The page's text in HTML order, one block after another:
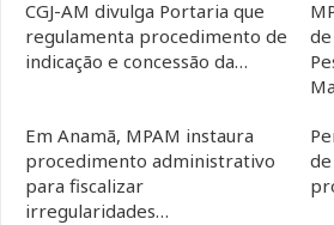
CGJ-AM divulga Portaria que
regulamenta procedimento de
indicação e concessão da…
Em Anamã, MPAM instaura
procedimento administrativo
para fiscalizar
irregularidades…